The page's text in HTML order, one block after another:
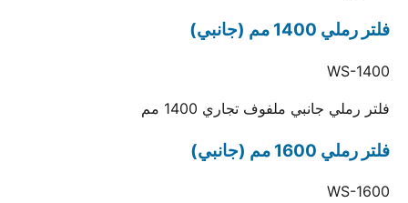
فلتر رملي 1400 مم (جانبي)
WS-1400
فلتر رملي جانبي ملفوف تجاري 1400 مم
فلتر رملي 1600 مم (جانبي)
WS-1600